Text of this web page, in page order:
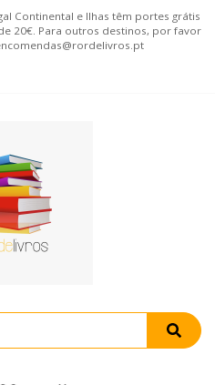
Continental e Ilhas têm portes grátis
20€. Para outros destinos, por favor